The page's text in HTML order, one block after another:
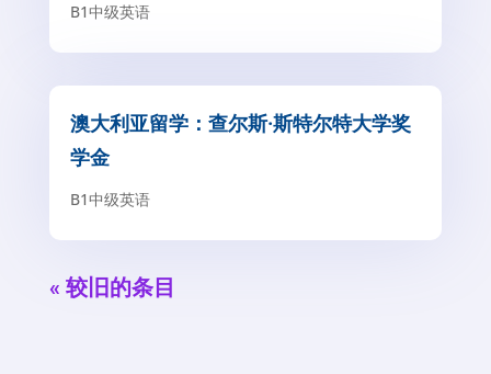
B1中级英语
澳大利亚留学：查尔斯·斯特尔特大学奖
学金
B1中级英语
« 较旧的条目